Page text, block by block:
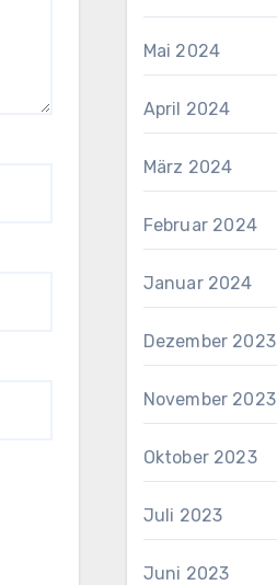
Mai 2024
April 2024
März 2024
Februar 2024
Januar 2024
Dezember 2023
November 2023
Oktober 2023
Juli 2023
Juni 2023